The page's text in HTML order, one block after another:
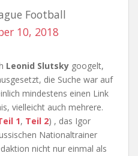
Football
10, 2018
Leonid Slutsky googelt,
die Suche war auf
mindestens einen Link
vielleicht auch mehrere.
1, Teil 2) , das Igor
Nationaltrainer
nicht nur einmal als